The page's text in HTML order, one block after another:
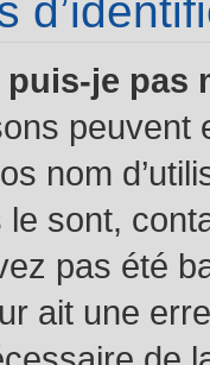
je pas
peuvent
nom
le sont,
pas été
ait une